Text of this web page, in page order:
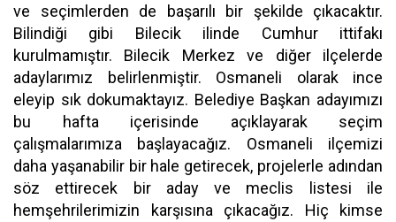
ve seçimlerden de başarılı bir şekilde çıkacaktır.
Bilindiği gibi Bilecik ilinde Cumhur ittifakı
kurulmamıştır. Bilecik Merkez ve diğer ilçelerde
adaylarımız belirlenmiştir. Osmaneli olarak ince
eleyip sık dokumaktayız. Belediye Başkan adayımızı
bu hafta içerisinde açıklayarak seçim
çalışmalarımıza başlayacağız. Osmaneli ilçemizi
daha yaşanabilir bir hale getirecek, projelerle adından
söz ettirecek bir aday ve meclis listesi ile
hemşehrilerimizin karşısına çıkacağız. Hiç kimse